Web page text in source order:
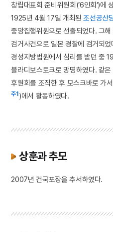
창립대표회 준비위원회(‘6인회’)에
1925년 4월 17일 개최된 조선공산
중앙집행위원으로 선출되었다. 그
검거사건으로 일본 경찰에 검거되
경성지방법원에서 심리를 받던 중
블라디보스토크로 망명하였다. 같
후원회를 조직한 후 모스크바로 가
주1 )에서 활동하였다.
상훈과 추모
2007년 건국포장을 추서하였다.